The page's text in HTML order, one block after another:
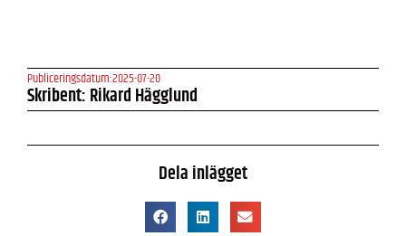
Publiceringsdatum:2025-07-20
Skribent: Rikard Hägglund
Dela inlägget